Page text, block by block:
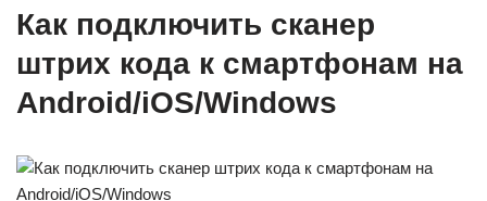
Как подключить сканер
штрих кода к смартфонам на
Android/iOS/Windows